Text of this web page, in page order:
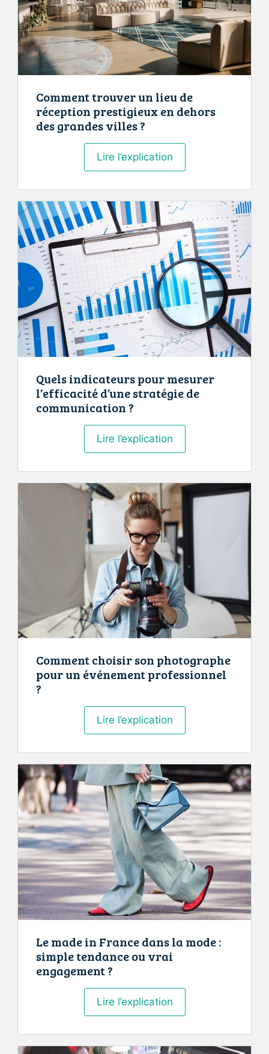
choix
de
votre
camion
magasin
Comment trouver un lieu de
réception prestigieux en dehors
des grandes villes ?
Lire l’explicationComment
trouver
lieu
de
réception
prestigieux
en
dehors
des
grandes
villes
?
Quels indicateurs pour mesurer
l’efficacité d’une stratégie de
communication ?
Lire l’explicationQuels
indicateurs
mesurer
l’efficacité
d’une
stratégie
de
communication
?
Comment choisir son photographe
pour un événement professionnel
?
Lire l’explicationComment
choisir
son
photographe
pour
un
événement
professionnel
?
Le made in France dans la mode :
simple tendance ou vrai
engagement ?
Lire l’explicationLe
made
France